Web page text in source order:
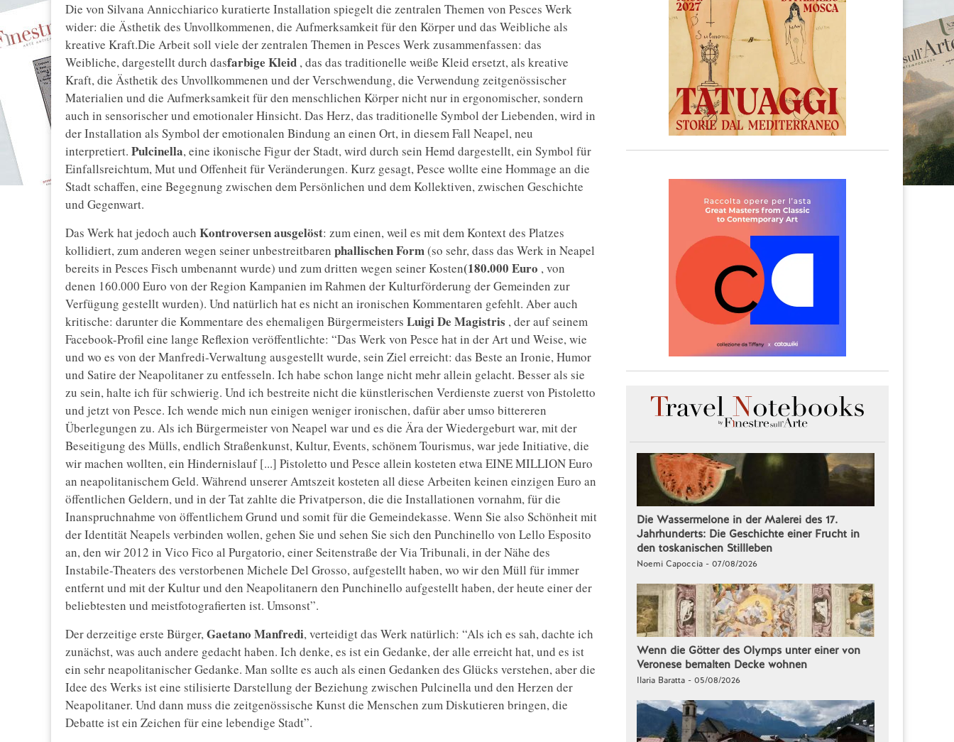
Die von Silvana Annicchiarico kuratierte Installation spiegelt die zentralen Themen von Pesces Werk
wider: die Ästhetik des Unvollkommenen, die Aufmerksamkeit für den Körper und das Weibliche als
kreative Kraft.Die Arbeit soll viele der zentralen Themen in Pesces Werk zusammenfassen: das
Weibliche, dargestellt durch dasfarbige Kleid , das das traditionelle weiße Kleid ersetzt, als kreative
Kraft, die Ästhetik des Unvollkommenen und der Verschwendung, die Verwendung zeitgenössischer
Materialien und die Aufmerksamkeit für den menschlichen Körper nicht nur in ergonomischer, sondern
auch in sensorischer und emotionaler Hinsicht. Das Herz, das traditionelle Symbol der Liebenden, wird in
der Installation als Symbol der emotionalen Bindung an einen Ort, in diesem Fall Neapel, neu
interpretiert. Pulcinella, eine ikonische Figur der Stadt, wird durch sein Hemd dargestellt, ein Symbol für
Einfallsreichtum, Mut und Offenheit für Veränderungen. Kurz gesagt, Pesce wollte eine Hommage an die
Stadt schaffen, eine Begegnung zwischen dem Persönlichen und dem Kollektiven, zwischen Geschichte
und Gegenwart.
Das Werk hat jedoch auch Kontroversen ausgelöst: zum einen, weil es mit dem Kontext des Platzes
kollidiert, zum anderen wegen seiner unbestreitbaren phallischen Form(so sehr, dass das Werk in Neapel
bereits in Pesces Fisch umbenannt wurde) und zum dritten wegen seiner Kosten(180.000 Euro , von
denen 160.000 Euro von der Region Kampanien im Rahmen der Kulturförderung der Gemeinden zur
Verfügung gestellt wurden). Und natürlich hat es nicht an ironischen Kommentaren gefehlt. Aber auch
kritische: darunter die Kommentare des ehemaligen Bürgermeisters Luigi De Magistris , der auf seinem
Facebook-Profil eine lange Reflexion veröffentlichte: “Das Werk von Pesce hat in der Art und Weise, wie
und wo es von der Manfredi-Verwaltung ausgestellt wurde, sein Ziel erreicht: das Beste an Ironie, Humor
und Satire der Neapolitaner zu entfesseln. Ich habe schon lange nicht mehr allein gelacht. Besser als sie
zu sein, halte ich für schwierig. Und ich bestreite nicht die künstlerischen Verdienste zuerst von Pistoletto
und jetzt von Pesce. Ich wende mich nun einigen weniger ironischen, dafür aber umso bittereren
Überlegungen zu. Als ich Bürgermeister von Neapel war und es die Ära der Wiedergeburt war, mit der
Beseitigung des Mülls, endlich Straßenkunst, Kultur, Events, schönem Tourismus, war jede Initiative, die
wir machen wollten, ein Hindernislauf [...] Pistoletto und Pesce allein kosteten etwa EINE MILLION Euro
an neapolitanischem Geld. Während unserer Amtszeit kosteten all diese Arbeiten keinen einzigen Euro an
öffentlichen Geldern, und in der Tat zahlte die Privatperson, die die Installationen vornahm, für die
Inanspruchnahme von öffentlichem Grund und somit für die Gemeindekasse. Wenn Sie also Schönheit mit
der Identität Neapels verbinden wollen, gehen Sie und sehen Sie sich den Punchinello von Lello Esposito
an, den wir 2012 in Vico Fico al Purgatorio, einer Seitenstraße der Via Tribunali, in der Nähe des
Instabile-Theaters des verstorbenen Michele Del Grosso, aufgestellt haben, wo wir den Müll für immer
entfernt und mit der Kultur und den Neapolitanern den Punchinello aufgestellt haben, der heute einer der
beliebtesten und meistfotografierten ist. Umsonst”.
Der derzeitige erste Bürger,Gaetano Manfredi, verteidigt das Werk natürlich: “Als ich es sah, dachte ich
zunächst, was auch andere gedacht haben. Ich denke, es ist ein Gedanke, der alle erreicht hat, und es ist
ein sehr neapolitanischer Gedanke. Man sollte es auch als einen Gedanken des Glücks verstehen, aber die
Idee des Werks ist eine stilisierte Darstellung der Beziehung zwischen Pulcinella und den Herzen der
Neapolitaner. Und dann muss die zeitgenössische Kunst die Menschen zum Diskutieren bringen, die
Debatte ist ein Zeichen für eine lebendige Stadt”.
Die Wassermelone in der Malerei des 17.
Jahrhunderts: Die Geschichte einer Frucht in
den toskanischen Stillleben
Noemi Capoccia - 07/08/2026
Wenn die Götter des Olymps unter einer von
Veronese bemalten Decke wohnen
Ilaria Baratta - 05/08/2026